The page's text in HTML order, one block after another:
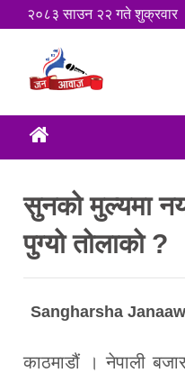
२०८३ साउन २२ गते शुक्रवार
सुनको मुल्यमा
पुग्यो तोलाको ?
Sangharsha
काठमाडौं । नेपाली